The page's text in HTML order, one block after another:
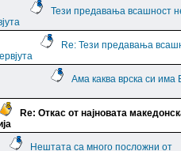
Тези предавања всашност
Re: Тези предавања
Ама каква врска си има
Re: Откас от најновата
Нештата са много посложни от